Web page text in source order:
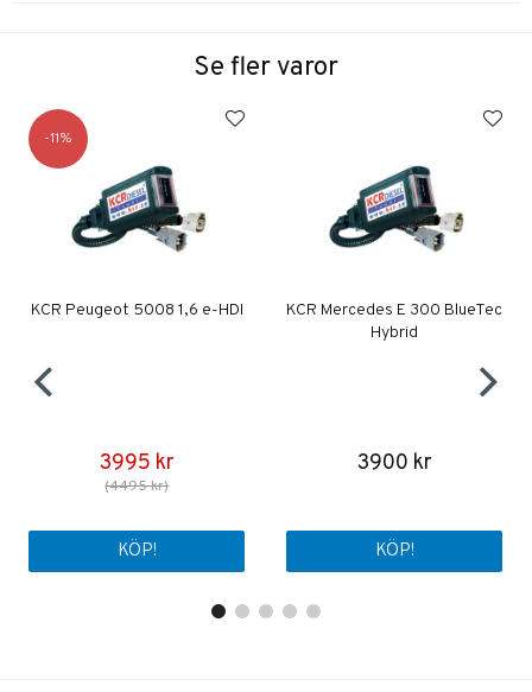
Se fler varor
11
KCR Peugeot 5008 1,6 e-HDI
3995 kr
(4495 kr)
KÖP!
KCR Mercedes E 300 BlueTec
Hybrid
3900 kr
KÖP!